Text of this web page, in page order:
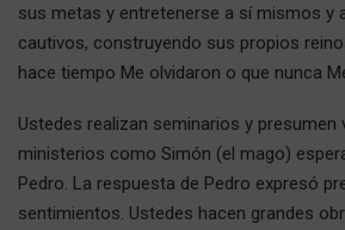
sus metas y entretenerse a sí mismos y
cautivos, construyendo sus propios
hace tiempo Me olvidaron o que nunca
Ustedes realizan seminarios y presumen
ministerios como Simón (el mago)
Pedro. La respuesta de Pedro expresó
sentimientos. Ustedes hacen grandes